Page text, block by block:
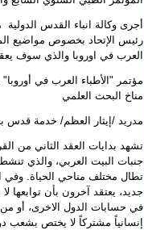
أجرى وكالة انباء القدس
رئيس الإتحاد بخصوص مواضيع
العرب في اوروبا والذي سوف
مؤتمر "الأطباء العرب في
مناخ البحث العلمي
مدريد /إيثار العظم/ خدمة قدس
تشهد بدايات العقد الثاني من
جنبات البيت العربي، والذي
تطال مختلف مناحي الحياة. وفي
جديد، يعتقد آخرون بأن توابعها
في حسابات الدول الاخرى، أو
إنسانياً مشتركاً لا يختص بشعب